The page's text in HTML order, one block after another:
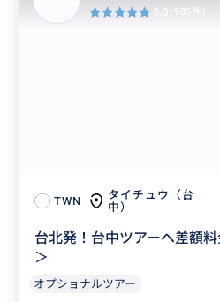
TWN
タイチュウ（台
中）
台北発！台中ツアーへ差額
＞
オプショナルツアー
5.0 (985件)